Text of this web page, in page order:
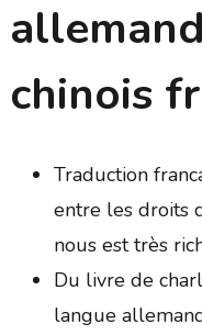
chinois
Traduction
entre les droits
nous est très
Du livre de
langue